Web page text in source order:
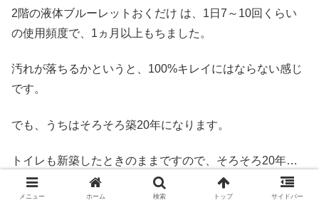
2階の液体ブルーレットおくだけ は、1日7～10回くらい
の使用頻度で、1ヵ月以上もちました。
汚れが落ちるかというと、100%キレイにはならない感じ
です。
でも、うちはそろそろ築20年になります。
トイレも新築したときのままですので、そろそろ20年…
古いですよね。
メニュー ホーム 検索 トップ サイドバー